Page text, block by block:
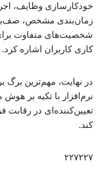
خودکارسازی وظایف،
زمان‌بندی مشخص،
شخصیت‌های متفاوت
کاری کاربران اشاره کرد.
در نهایت، مهم‌ترین برگ
نرم‌افزار با تکیه بر
تعیین‌کننده‌ای در رقابت
کند.
۲۲۷۲۲۷